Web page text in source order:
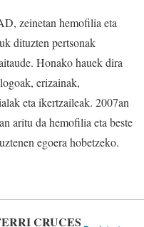
zeinetan hemofilia eta
dituzten pertsonak
Honako hauek dira
erizainak,
eta ikertzaileak. 2007an
aritu da hemofilia eta beste
egoera hobetzeko.
CRUCES